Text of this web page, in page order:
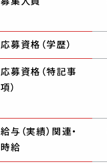
応募資格（学歴）
応募資格（特記事
項）
給与（実績）関連・
時給